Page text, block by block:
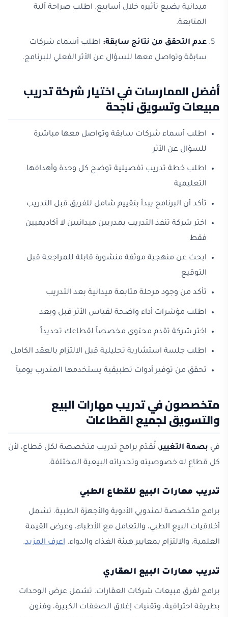
ميدانية يضيع تأثيره خلال أسابيع. اطلب صراحة آلية
المتابعة.
عدم التحقق من نتائج سابقة: اطلب أسماء شركات
سابقة وتواصل معها للسؤال عن الأثر الفعلي للبرنامج.
أفضل الممارسات في اختيار شركة تدريب
مبيعات وتسويق ناجحة
اطلب أسماء شركات سابقة وتواصل معها مباشرة
للسؤال عن الأثر
اطلب خطة تدريب تفصيلية توضح كل وحدة وأهدافها
التعليمية
تأكد أن البرنامج يبدأ بتقييم شامل للفريق قبل التدريب
اختر شركة تنفذ التدريب بمدربين ميدانيين لا أكاديميين
فقط
ابحث عن منهجية موثقة منشورة قابلة للمراجعة قبل
التوقيع
تأكد من وجود مرحلة متابعة ميدانية بعد التدريب
اطلب مؤشرات أداء واضحة لقياس الأثر قبل وبعد
اختر شركة تقدم محتوى مخصصاً لقطاعك تحديداً
اطلب جلسة استشارية تحليلية قبل الالتزام بالعقد الكامل
تحقق من توفير أدوات تطبيقية يستخدمها المتدرب يومياً
متخصصون في تدريب مهارات البيع
والتسويق لجميع القطاعات
في بصمة التغيير، نُقدّم برامج تدريب متخصصة لكل قطاع، لأن
كل قطاع له خصوصيته وتحدياته البيعية المختلفة.
تدريب مهارات البيع للقطاع الطبي
برامج متخصصة لمندوبي الأدوية والأجهزة الطبية. تشمل
أخلاقيات البيع الطبي، والتعامل مع الأطباء، وعرض القيمة
العلمية، والالتزام بمعايير هيئة الغذاء والدواء. اعرف المزيد.
تدريب مهارات البيع العقاري
برامج لفرق مبيعات شركات العقارات. تشمل عرض الوحدات
بطريقة احترافية، وتقنيات إغلاق الصفقات الكبيرة، وفنون